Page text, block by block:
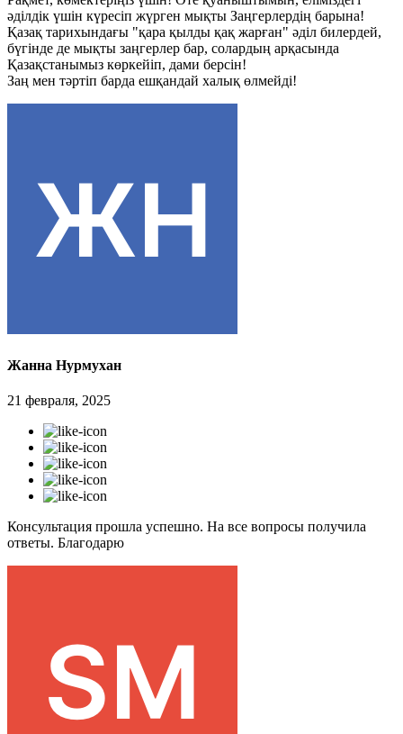
әділдік үшін күресіп жүрген мықты Заңгерлердің барына!
Қазақ тарихындағы "қара қылды қақ жарған" әділ билердей,
бүгінде де мықты заңгерлер бар, солардың арқасында
Қазақстанымыз көркейіп, дами берсін!
Заң мен тәртіп барда ешқандай халық өлмейді!
Жанна Нурмухан
21 февраля, 2025
Консультация прошла успешно. На все вопросы получила
ответы. Благодарю